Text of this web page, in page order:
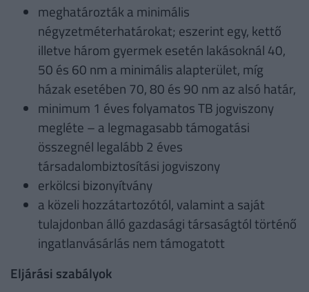
meghatározták a minimális
négyzetméterhatárokat; eszerint egy, kettő
illetve három gyermek esetén lakásoknál 40,
50 és 60 nm a minimális alapterület, míg
házak esetében 70, 80 és 90 nm az alsó határ,
minimum 1 éves folyamatos TB jogviszony
megléte – a legmagasabb támogatási
összegnél legalább 2 éves
társadalombiztosítási jogviszony
erkölcsi bizonyítvány
a közeli hozzátartozótól, valamint a saját
tulajdonban álló gazdasági társaságtól történő
ingatlanvásárlás nem támogatott
Eljárási szabályok